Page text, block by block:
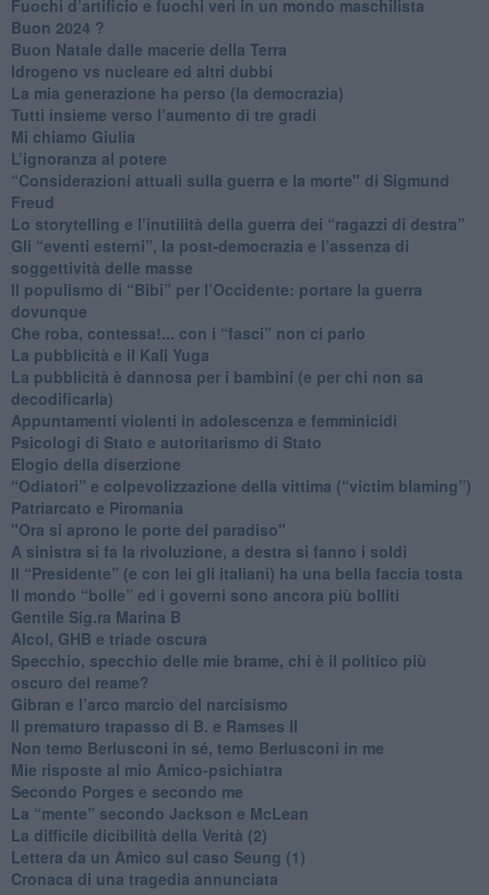
​Fuochi d’artificio e fuochi veri in un mondo maschilista
Buon 2024 ?
​Buon Natale dalle macerie della Terra
​Idrogeno vs nucleare ed altri dubbi
​La mia generazione ha perso (la democrazia)
​Tutti insieme verso l’aumento di tre gradi
Mi chiamo Giulia
L’ignoranza al potere
​“Considerazioni attuali sulla guerra e la morte" di Sigmund
Freud
​Lo storytelling e l’inutilità della guerra dei “ragazzi di destra”
​Gli “eventi esterni”, la post-democrazia e l’assenza di
soggettività delle masse
​Il populismo di “Bibi” per l’Occidente: portare la guerra
dovunque
​Che roba, contessa!... con i “fasci” non ci parlo
La pubblicità e il Kali Yuga
​La pubblicità è dannosa per i bambini (e per chi non sa
decodificarla)
​Appuntamenti violenti in adolescenza e femminicidi
​Psicologi di Stato e autoritarismo di Stato
Elogio della diserzione
“Odiatori” e colpevolizzazione della vittima (“victim blaming”)
​Patriarcato e Piromania
"Ora si aprono le porte del paradiso"
​A sinistra si fa la rivoluzione, a destra si fanno i soldi
​Il “Presidente” (e con lei gli italiani) ha una bella faccia tosta
​Il mondo “bolle” ed i governi sono ancora più bolliti
​Gentile Sig.ra Marina B
​Alcol, GHB e triade oscura
​Specchio, specchio delle mie brame, chi è il politico più
oscuro del reame?
​Gibran e l’arco marcio del narcisismo
​Il prematuro trapasso di B. e Ramses II
​Non temo Berlusconi in sé, temo Berlusconi in me
​Mie risposte al mio Amico-psichiatra
​Secondo Porges e secondo me
​La “mente” secondo Jackson e McLean
La difficile dicibilità della Verità (2)
​Lettera da un Amico sul caso Seung (1)
​Cronaca di una tragedia annunciata